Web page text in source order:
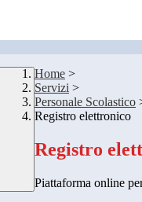
Home >
Servizi >
Personale Scolastico
Registro elettronico
Registro
Piattaforma online